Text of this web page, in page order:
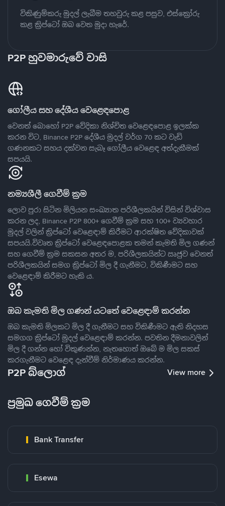
විකිණුම්කරු මුදල් ලැබීම තහවුරු කළ පසුව, එස්ක්‍රෝරු
කළ ක්‍රිප්ටෝ ඔබ වෙත මුදා හැරේ.
P2P හුවමාරුවේ වාසි
ගෝලීය සහ දේශීය වෙළෙඳපොළ
වෙනත් බොහෝ P2P වේදිකා නිශ්චිත වෙළෙඳපොළ ඉලක්ක
කරන විට, Binance P2P දේශීය මුදල් වර්ග 70 කට වැඩි
ගණනකට සහය දක්වන සැබෑ ගෝලීය වෙළෙඳ අත්දැකීමක්
සපයයි.
නම්‍යශීලී ගෙවීම් ක්‍රම
ලොව පුරා සිටින මිලියන සංඛ්‍යාත පරිශීලකයින් විසින් විශ්වාස
කරන ලද, Binance P2P 800+ ගෙවීම් ක්‍රම සහ 100+ ව්‍යවහාර
මුදල් වලින් ක්‍රිප්ටෝ වෙළෙඳාම් කිරීමට ආරක්ෂිත වේදිකාවක්
සපයයි.විවෘත ක්‍රිප්ටෝ වෙළෙඳපොළක තමන් කැමති මිල ගණන්
සහ ගෙවීම් ක්‍රම සකසන අතර ම, පරිශීලකයින්ට ඍජුව වෙනත්
පරිශීලකයින් සමග ක්‍රිප්ටෝ මිල දී ගැනීමට, විකිණීමට සහ
වෙළෙඳාම් කිරීමට හැකි ය.
ඔබ කැමති මිල ගණන් යටතේ වෙළෙඳාම් කරන්න
ඔබ කැමති මිලකට මිල දී ගැනීමට සහ විකිණීමට ඇති නිදහස
සමගග ක්‍රිප්ටෝ මුදල් වෙළෙඳාම් කරන්න. පවතින දීමනාවලින්
මිල දී ගන්න හෝ විකුණන්න, නැතහොත් ඔබේ ම මිල සකස්
කරගැනීමට වෙළෙඳ දැන්වීම් නිර්මාණය කරන්න.
P2P බ්ලොග් View more
ප්‍රමුඛ ගෙවීම් ක්‍රම
Bank Transfer
Esewa